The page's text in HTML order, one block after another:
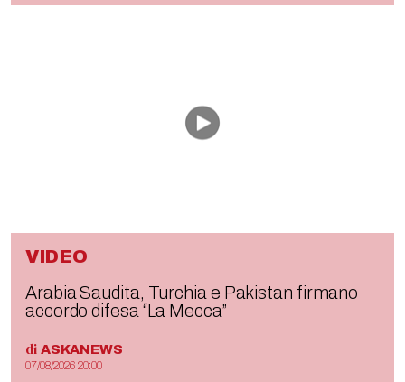
VIDEO
Arabia Saudita, Turchia e Pakistan firmano
accordo difesa “La Mecca”
di ASKANEWS
07/08/2026 20:00